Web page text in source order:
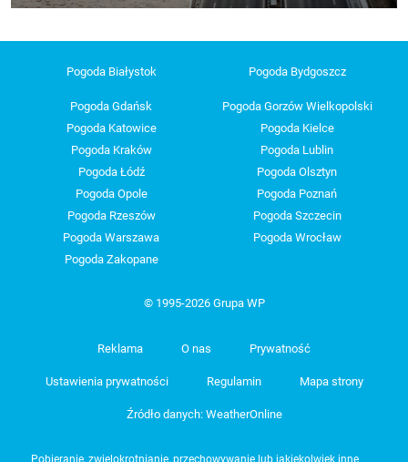
Pogoda Białystok Pogoda Bydgoszcz
Pogoda Gdańsk
Pogoda Gorzów Wielkopolski
Pogoda Katowice
Pogoda Kielce
Pogoda Kraków
Pogoda Lublin
Pogoda Łódź
Pogoda Olsztyn
Pogoda Opole
Pogoda Poznań
Pogoda Rzeszów
Pogoda Szczecin
Pogoda Warszawa
Pogoda Wrocław
Pogoda Zakopane
© 1995-2026 Grupa WP
Reklama O nas Prywatność
Ustawienia prywatności Regulamin Mapa strony
Źródło danych: WeatherOnline
Pobieranie, zwielokrotnianie, przechowywanie lub jakiekolwiek inne